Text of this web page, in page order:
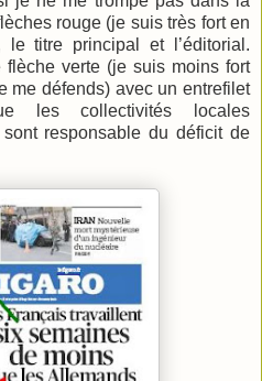
rouge (je suis très fort en
le titre principal et l’éditorial.
verte (je suis moins fort
me défends) avec un entrefilet
les collectivités locales
responsable du déficit de